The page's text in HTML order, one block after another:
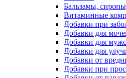
Бальзамы,
Витаминные
Добавки при
Добавки для
Добавки для
Добавки для
Добавки от
Добавки при